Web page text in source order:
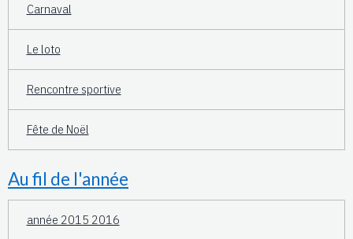
Carnaval
Le loto
Rencontre sportive
Fête de Noël
Au fil de l'année
année 2015 2016